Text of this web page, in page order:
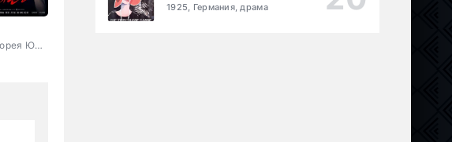
2026, Корея Южная, триллер, детектив
1925, Германия, драма